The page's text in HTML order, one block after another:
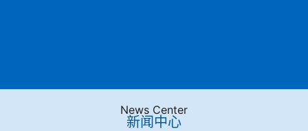
News Center
新闻中心